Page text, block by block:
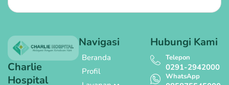
Charlie
Hospital
Navigasi
Beranda
Profil
Hubungi Kami
Telepon
0291-2942000
WhatsApp